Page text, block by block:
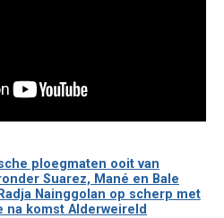
ploegmaten ooit van
Suarez, Mané en Bale
Nainggolan op scherp met
na komst Alderweireld